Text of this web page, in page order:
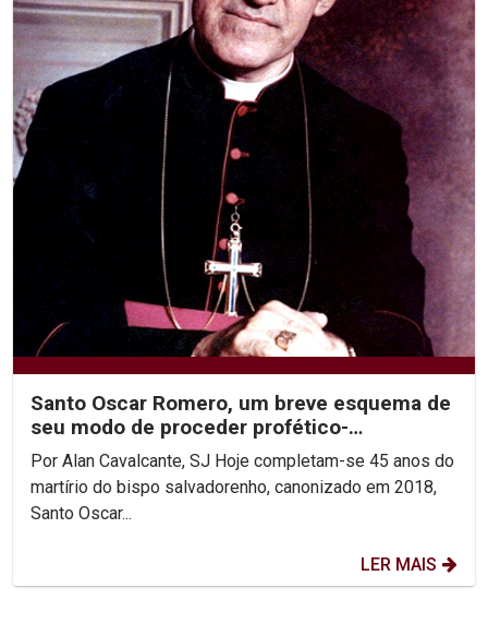
Santo Oscar Romero, um breve esquema de
seu modo de proceder profético-
reconciliador.
Por Alan Cavalcante, SJ Hoje completam-se 45 anos do
martírio do bispo salvadorenho, canonizado em 2018,
Santo Oscar...
LER MAIS